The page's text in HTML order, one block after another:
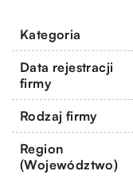
Kategoria
Data rejestracji
firmy
Rodzaj firmy
Region
(Województwo)